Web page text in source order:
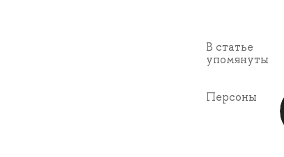
В статье
упомянуты
Персоны